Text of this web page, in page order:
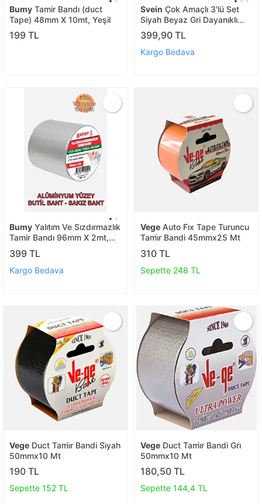
Bumy Tamir Bandı (duct
Tape) 48mm X 10mt, Yeşil
199 TL
Svein Çok Amaçlı 3'lü Set
Siyah Beyaz Gri Dayanıklı
İzolasyon Gri Tamir Bandı 48
Mm 10 Mt 1 Adet
399,90 TL
Kargo Bedava
Bumy Yalıtım Ve Sızdırmazlık
Tamir Bandı 96mm X 2mt,
Alüminyum Yüzey, Butil Bant,
Sakız Bant
399 TL
Kargo Bedava
Vege Auto Fi̇x Tape Turuncu
Tami̇r Bandi 45mmx25 Mt
310 TL
Sepette 248 TL
Vege Duct Tami̇r Bandi Si̇yah
50mmx10 Mt
190 TL
Sepette 152 TL
Vege Duct Tami̇r Bandi Gri̇
50mmx10 Mt
180,50 TL
Sepette 144,4 TL